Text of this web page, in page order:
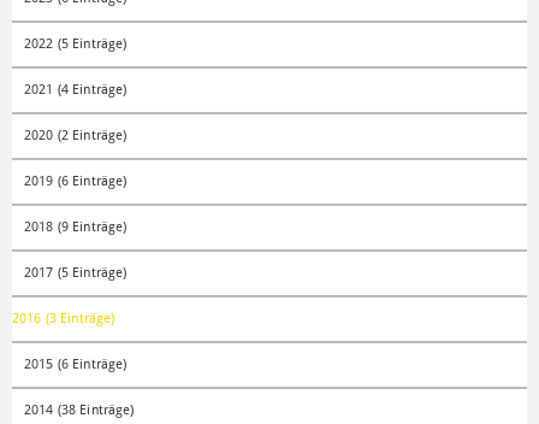
2025 (7 Einträge)
2024 (5 Einträge)
2023 (6 Einträge)
2022 (5 Einträge)
2021 (4 Einträge)
2020 (2 Einträge)
2019 (6 Einträge)
2018 (9 Einträge)
2017 (5 Einträge)